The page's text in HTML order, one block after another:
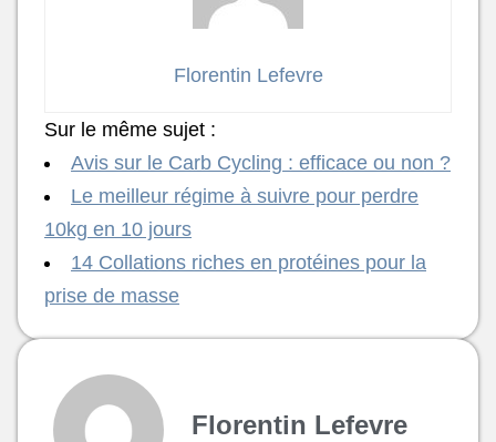
Florentin Lefevre
Sur le même sujet :
Avis sur le Carb Cycling : efficace ou non ?
Le meilleur régime à suivre pour perdre
10kg en 10 jours
14 Collations riches en protéines pour la
prise de masse
Florentin Lefevre